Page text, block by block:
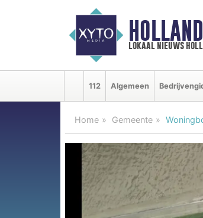
lokaal nieuws
112 Algemeen
Home Gemeente